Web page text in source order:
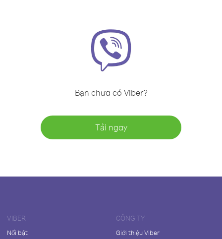
Bạn chưa có Viber?
Tải ngay
VIBER
Nổi bật
CÔNG TY
Giới thiệu Viber